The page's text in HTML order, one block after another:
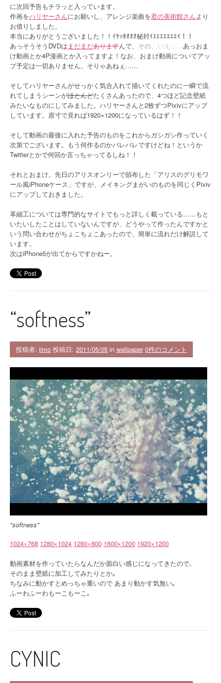
に次回予告もチラッと入っています。
作画をハリヤーさんにお願いし、アレンジ楽曲を君の美術館さんより
お借りしました。
本当にありがとうございました！！ｲﾔｯﾎｵｵｵ秘封ｲｴｴｴｴｴｴｴｲ！！
あっそうそうDVDはまだまだありますんで、 その、 いえ……あっおま
け動画とか4P漫画とか入ってますよ！なお、おまけ動画についてアッ
プ予定は一切ありません。そりゃあねぇ……
そしてハリヤーさんがせっかく気合入れて描いてくれたのに一瞬で流
れてしまうシーンがほとんどたくさんあったので、4つほど記念壁紙
みたいなものにしてみました。ハリヤーさんと2枚ずつPixivにアップ
しています。原寸で見れば1920×1200になっているはず！！
そして動画の最後に入れた予告のものをこれからガシガシ作っていく
次第でございます。もう何作るのかバレバレですけどね！というか
Twitterとかで何回か言っちゃってるしね！！
それとおまけ。先日のアリスオンリーで頒布した「アリスのグリモワ
ール風iPhoneケース」ですが、メイキングまがいのものを同じくPixiv
にアップしておきました。
革細工については専門的なサイトでもっと詳しく載っている……もと
いたいしたことはしていないんですが、どうやって作ったんですかと
いう問い合わせがちょこちょこあったので、簡単に流れだけ解説して
います。
次はiPhone5が出てからですかねー。
“softness”
投稿者: iimo 投稿日: 2011/05/05 in wallpaper 0件のコメント
"softness"
1024×768 1280×1024 1280×800 1600×1200 1920×1200
動画素材を作っていたらなんだか面白い感じになってきたので､
そのまま壁紙に加工してみたりとか｡
ちなみに動かすとめっちゃ重いので あまり動かす気無い｡
ふーわふーわもーこもーこ｡
CYNIC